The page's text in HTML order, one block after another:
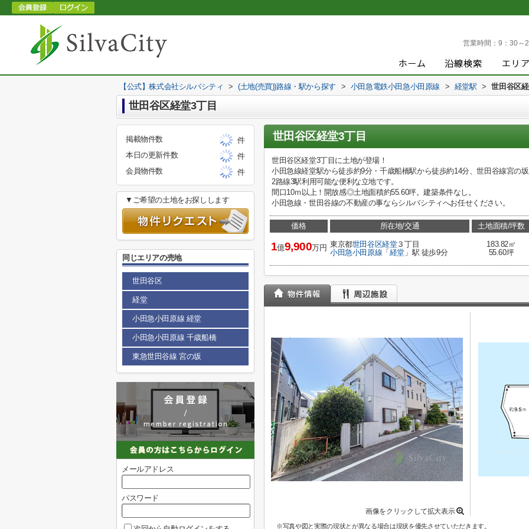
営業時間： 9：30～
【公式】株式会社シルバシティ > (土地(売買))路線・駅から探す > 小田急電鉄小田急小田原線 > 経堂駅 > 世田谷区
世田谷区経堂3丁目
世田谷区経堂3丁目
世田谷区経堂3丁目に土地が登場！
小田急線経堂駅から徒歩約9分・千歳船橋駅から徒歩約14分、世田谷線宮の
2路線3駅利用可能な便利な立地です。
間口10ｍ以上！開放感◎土地面積約55.60坪。建築条件なし。
小田急線・世田谷線の不動産の事ならシルバシティへお任せください。
価格
1億9,900万円
所在地/交通
東京都世田谷区経堂３丁目
小田急小田原線 「 経堂 」駅 徒歩9分
土地面積/坪数
183.82㎡
55.60坪
画像をクリックして拡大表示
※写真や図と実際の現状とが異なる場合は現状を優先させていただきます。
掲載物件数
件
本日の更新件数
件
会員物件数
件
▼ご希望の土地をお探しします
同じエリアの売地
世田谷区
経堂
小田急小田原線 経堂
小田急小田原線 千歳船橋
東急世田谷線 宮の坂
メールアドレス
パスワード